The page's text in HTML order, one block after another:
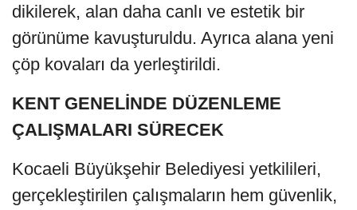
dikilerek, alan daha canlı ve estetik bir
görünüme kavuşturuldu. Ayrıca alana yeni
çöp kovaları da yerleştirildi.
KENT GENELİNDE DÜZENLEME
ÇALIŞMALARI SÜRECEK
Kocaeli Büyükşehir Belediyesi yetkilileri,
gerçekleştirilen çalışmaların hem güvenlik,